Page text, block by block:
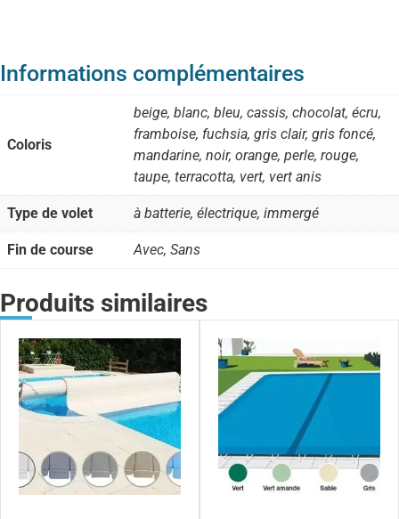
Informations complémentaires
Coloris
beige, blanc, bleu, cassis, chocolat, écru,
framboise, fuchsia, gris clair, gris foncé,
mandarine, noir, orange, perle, rouge,
taupe, terracotta, vert, vert anis
Type de volet à batterie, électrique, immergé
Fin de course Avec, Sans
Produits similaires